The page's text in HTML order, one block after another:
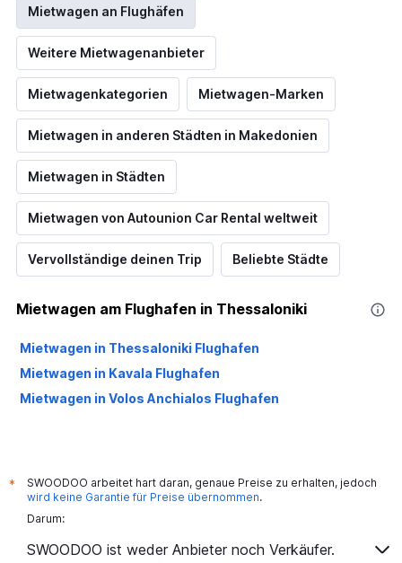
Mietwagen an Flughäfen
Weitere Mietwagenanbieter
Mietwagenkategorien Mietwagen-Marken
Mietwagen in anderen Städten in Makedonien
Mietwagen in Städten
Mietwagen von Autounion Car Rental weltweit
Vervollständige deinen Trip Beliebte Städte
Mietwagen am Flughafen in Thessaloniki
Mietwagen in Thessaloniki Flughafen
Mietwagen in Kavala Flughafen
Mietwagen in Volos Anchialos Flughafen
*
SWOODOO arbeitet hart daran, genaue Preise zu erhalten, jedoch
wird keine Garantie für Preise übernommen.
Darum:
SWOODOO ist weder Anbieter noch Verkäufer.